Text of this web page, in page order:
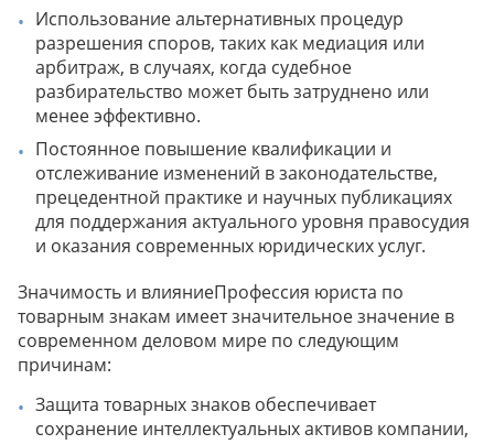
Использование альтернативных процедур
разрешения споров, таких как медиация или
арбитраж, в случаях, когда судебное
разбирательство может быть затруднено или
менее эффективно.
Постоянное повышение квалификации и
отслеживание изменений в законодательстве,
прецедентной практике и научных публикациях
для поддержания актуального уровня правосудия
и оказания современных юридических услуг.
Значимость и влияниеПрофессия юриста по
товарным знакам имеет значительное значение в
современном деловом мире по следующим
причинам:
Защита товарных знаков обеспечивает
сохранение интеллектуальных активов компании,